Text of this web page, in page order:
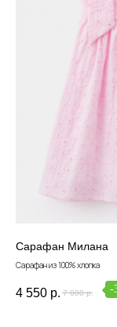
Сарафан Милана
Сарафан из 100% хлопка
4 550 р. 7 000 р. -
© 2022 - 2026
Данные и